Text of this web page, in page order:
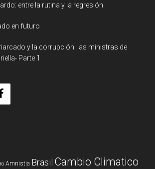
entre la rutina y la regresión
en futuro
y la corrupción: las ministras de
Parte 1
Amnistia Brasil Cambio Climatico